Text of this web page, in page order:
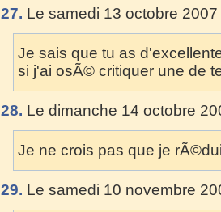
27. Le samedi 13 octobre
Je sais que tu as
si j'ai osÃ© critiquer une de
28. Le dimanche 14 octobre
Je ne crois pas que je
29. Le samedi 10 novembre